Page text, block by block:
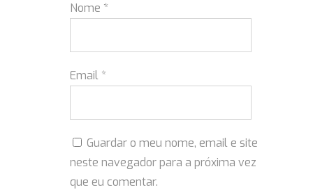
Nome *
Email *
Guardar o meu nome, email e site
neste navegador para a próxima vez
que eu comentar.